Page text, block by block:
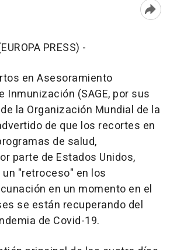
PRESS) -
en Asesoramiento
Inmunización (SAGE, por sus
la Organización Mundial de la
de que los recortes en
de salud,
parte de Estados Unidos,
"retroceso" en los
en un momento en el
se están recuperando del
de Covid-19.